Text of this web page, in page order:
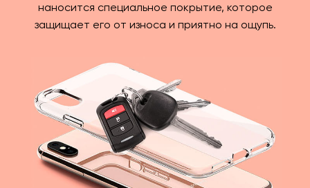
наносится специальное покрытие, которое
защищает его от износа и приятно на ощупь.